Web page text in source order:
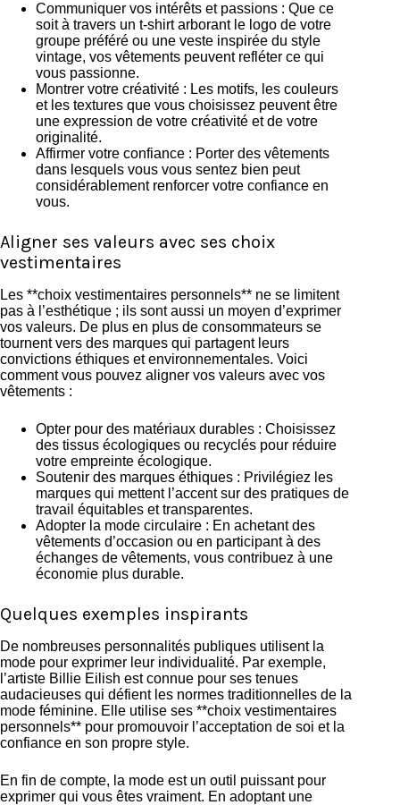
Communiquer vos intérêts et passions : Que ce
soit à travers un t-shirt arborant le logo de votre
groupe préféré ou une veste inspirée du style
vintage, vos vêtements peuvent refléter ce qui
vous passionne.
Montrer votre créativité : Les motifs, les couleurs
et les textures que vous choisissez peuvent être
une expression de votre créativité et de votre
originalité.
Affirmer votre confiance : Porter des vêtements
dans lesquels vous vous sentez bien peut
considérablement renforcer votre confiance en
vous.
Aligner ses valeurs avec ses choix
vestimentaires
Les **choix vestimentaires personnels** ne se limitent
pas à l’esthétique ; ils sont aussi un moyen d’exprimer
vos valeurs. De plus en plus de consommateurs se
tournent vers des marques qui partagent leurs
convictions éthiques et environnementales. Voici
comment vous pouvez aligner vos valeurs avec vos
vêtements :
Opter pour des matériaux durables : Choisissez
des tissus écologiques ou recyclés pour réduire
votre empreinte écologique.
Soutenir des marques éthiques : Privilégiez les
marques qui mettent l’accent sur des pratiques de
travail équitables et transparentes.
Adopter la mode circulaire : En achetant des
vêtements d’occasion ou en participant à des
échanges de vêtements, vous contribuez à une
économie plus durable.
Quelques exemples inspirants
De nombreuses personnalités publiques utilisent la
mode pour exprimer leur individualité. Par exemple,
l’artiste Billie Eilish est connue pour ses tenues
audacieuses qui défient les normes traditionnelles de la
mode féminine. Elle utilise ses **choix vestimentaires
personnels** pour promouvoir l’acceptation de soi et la
confiance en son propre style.
En fin de compte, la mode est un outil puissant pour
exprimer qui vous êtes vraiment. En adoptant une